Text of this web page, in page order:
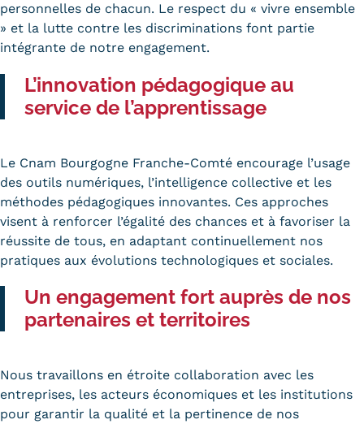
personnelles de chacun. Le respect du « vivre ensemble
» et la lutte contre les discriminations font partie
intégrante de notre engagement.
L’innovation pédagogique au
service de l’apprentissage
Le Cnam Bourgogne Franche-Comté encourage l’usage
des outils numériques, l’intelligence collective et les
méthodes pédagogiques innovantes. Ces approches
visent à renforcer l’égalité des chances et à favoriser la
réussite de tous, en adaptant continuellement nos
pratiques aux évolutions technologiques et sociales.
Un engagement fort auprès de nos
partenaires et territoires
Nous travaillons en étroite collaboration avec les
entreprises, les acteurs économiques et les institutions
pour garantir la qualité et la pertinence de nos